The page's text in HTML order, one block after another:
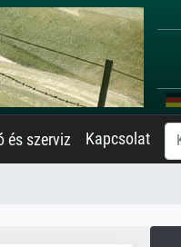
és szerviz Kapcsolat